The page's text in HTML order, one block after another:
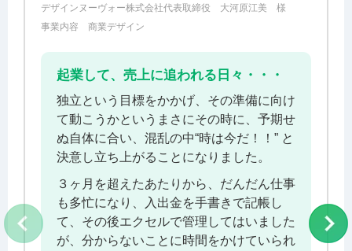
デザインヌーヴォー株式会社代表取締役 大河原江美 様
事業内容 商業デザイン
起業して、売上に追われる日々・・・
独立という目標をかかげ、その準備に向け
て動こうかというまさにその時に、予期せ
ぬ自体に合い、混乱の中“時は今だ！！” と
決意し立ち上がることになりました。
３ヶ月を超えたあたりから、だんだん仕事
も多忙になり、入出金を手書きで記帳し
て、その後エクセルで管理してはいました
が、分からないことに時間をかけていられ